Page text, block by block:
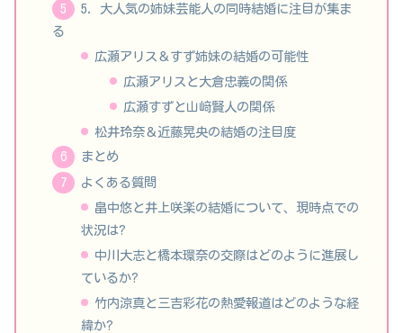
5. 大人気の姉妹芸能人の同時結婚に注目が集ま
る
広瀬アリス＆すず姉妹の結婚の可能性
広瀬アリスと大倉忠義の関係
広瀬すずと山﨑賢人の関係
松井玲奈＆近藤晃央の結婚の注目度
まとめ
よくある質問
畠中悠と井上咲楽の結婚について、現時点での
状況は?
中川大志と橋本環奈の交際はどのように進展し
ているか?
竹内涼真と三吉彩花の熱愛報道はどのような経
緯か?